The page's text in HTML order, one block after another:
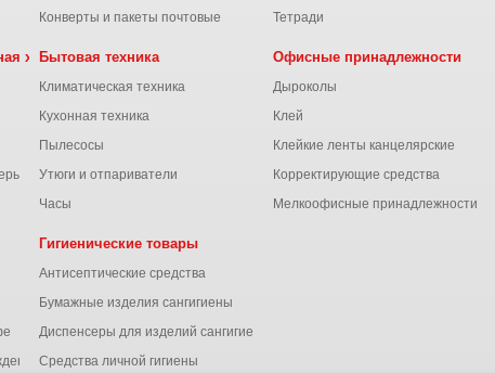
Конверты и пакеты почтовые
Тетради
химия
Бытовая техника
Климатическая техника
Кухонная техника
Пылесосы
Утюги и отпариватели
Часы
Офисные принадлежности
Дыроколы
Клей
Клейкие ленты канцелярские
Корректирующие средства
Мелкоофисные принадлежности
Гигиенические товары
Антисептические средства
Бумажные изделия сангигиены
Диспенсеры для изделий сангигиены
Средства личной гигиены